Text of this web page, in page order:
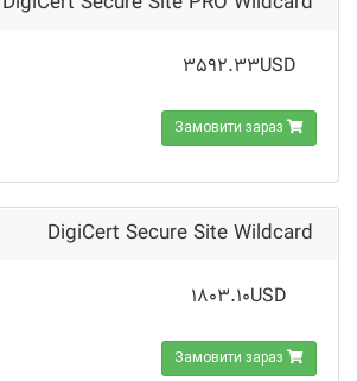
3592.33USD
Замовити зараз
DigiCert Secure Site Wildcard
1803.10USD
Замовити зараз